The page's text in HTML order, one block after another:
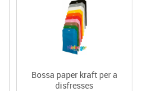
Bossa paper kraft per a
disfresses